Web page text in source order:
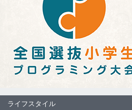
ライフスタイル